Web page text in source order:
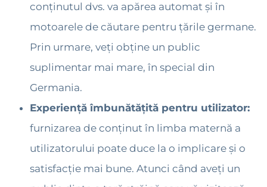
conținutul dvs. va apărea automat și în
motoarele de căutare pentru țările germane.
Prin urmare, veți obține un public
suplimentar mai mare, în special din
Germania.
Experiență îmbunătățită pentru utilizator:
furnizarea de conținut în limba maternă a
utilizatorului poate duce la o implicare și o
satisfacție mai bune. Atunci când aveți un